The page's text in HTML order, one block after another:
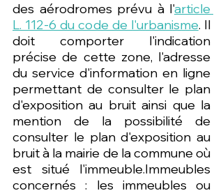
des aérodromes prévu à l'article
L. 112-6 du code de l'urbanisme. Il
doit comporter l'indication
précise de cette zone, l'adresse
du service d'information en ligne
permettant de consulter le plan
d'exposition au bruit ainsi que la
mention de la possibilité de
consulter le plan d'exposition au
bruit à la mairie de la commune où
est situé l'immeuble.Immeubles
concernés : les immeubles ou